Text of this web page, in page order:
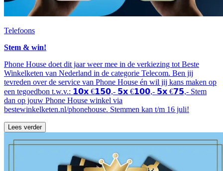
Telefoons
Stem & win!
Phone House doet dit jaar weer mee in de verkiezing tot Beste
Winkelketen van Nederland in de categorie Telecom. Ben jij
tevreden over de service van Phone House én wil jij kans maken op
een tegoedbon t.w.v.: 𝟭𝟬𝘅 €𝟭𝟱𝟬,- 𝟱𝘅 €𝟭𝟬𝟬,- 𝟱𝘅 €𝟳𝟱,- Stem
dan op jouw Phone House winkel via
bestewinkelketen.nl/phonehouse. Stemmen kan t/m 16 juli!
Lees verder